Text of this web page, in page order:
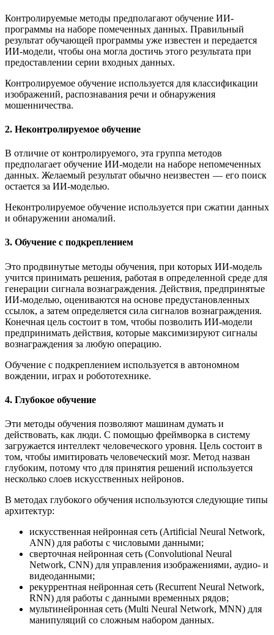
Контролируемые методы предполагают обучение ИИ-
программы на наборе помеченных данных. Правильный
результат обучающей программы уже известен и передается
ИИ-модели, чтобы она могла достичь этого результата при
предоставлении серии входных данных.
Контролируемое обучение используется для классификации
изображений, распознавания речи и обнаружения
мошенничества.
2. Неконтролируемое обучение
В отличие от контролируемого, эта группа методов
предполагает обучение ИИ-модели на наборе непомеченных
данных. Желаемый результат обычно неизвестен — его поиск
остается за ИИ-моделью.
Неконтролируемое обучение используется при сжатии данных
и обнаружении аномалий.
3. Обучение с подкреплением
Это продвинутые методы обучения, при которых ИИ-модель
учится принимать решения, работая в определенной среде для
генерации сигнала вознаграждения. Действия, предпринятые
ИИ-моделью, оцениваются на основе предустановленных
ссылок, а затем определяется сила сигналов вознаграждения.
Конечная цель состоит в том, чтобы позволить ИИ-модели
предпринимать действия, которые максимизируют сигналы
вознаграждения за любую операцию.
Обучение с подкреплением используется в автономном
вождении, играх и робототехнике.
4. Глубокое обучение
Эти методы обучения позволяют машинам думать и
действовать, как люди. С помощью фреймворка в систему
загружается интеллект человеческого уровня. Цель состоит в
том, чтобы имитировать человеческий мозг. Метод назван
глубоким, потому что для принятия решений используется
несколько слоев искусственных нейронов.
В методах глубокого обучения используются следующие типы
архитектур:
искусственная нейронная сеть (Artificial Neural Network,
ANN) для работы с числовыми данными;
сверточная нейронная сеть (Convolutional Neural
Network, CNN) для управления изображениями, аудио- и
видеоданными;
рекуррентная нейронная сеть (Recurrent Neural Network,
RNN) для работы с данными временных рядов;
мультинейронная сеть (Multi Neural Network, MNN) для
манипуляций со сложным набором данных.